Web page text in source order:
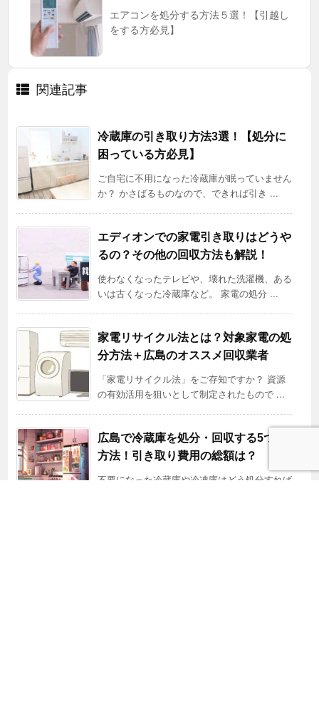
エアコンを処分する方法５選！【引越し
をする方必見】
関連記事
冷蔵庫の引き取り方法3選！【処分に
困っている方必見】
ご自宅に不用になった冷蔵庫が眠っていません
か？ かさばるものなので、できれば引き ...
エディオンでの家電引き取りはどうや
るの？その他の回収方法も解説！
使わなくなったテレビや、壊れた洗濯機、ある
いは古くなった冷蔵庫など。 家電の処分 ...
家電リサイクル法とは？対象家電の処
分方法＋広島のオススメ回収業者
「家電リサイクル法」をご存知ですか？ 資源
の有効活用を狙いとして制定されたもので ...
広島で冷蔵庫を処分・回収する5つの
方法！引き取り費用の総額は？
不要になった冷蔵庫や冷凍庫はどう処分すれば